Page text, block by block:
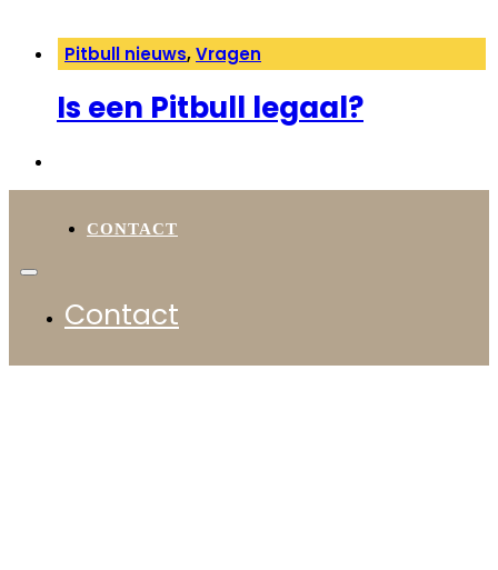
Pitbull nieuws,Vragen
Is een Pitbull legaal?
CONTACT
Contact